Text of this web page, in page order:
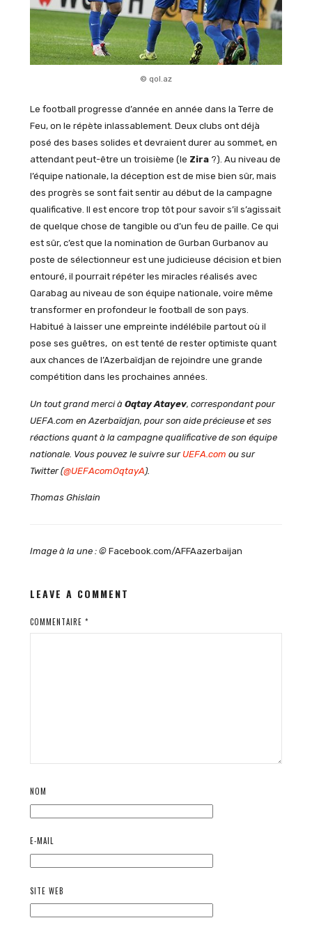
© qol.az
Le football progresse d’année en année dans la Terre de
Feu, on le répète inlassablement. Deux clubs ont déjà
posé des bases solides et devraient durer au sommet, en
attendant peut-être un troisième (le Zira?). Au niveau de
l’équipe nationale, la déception est de mise bien sûr, mais
des progrès se sont fait sentir au début de la campagne
qualificative. Il est encore trop tôt pour savoir s’il s’agissait
de quelque chose de tangible ou d’un feu de paille. Ce qui
est sûr, c’est que la nomination de Gurban Gurbanov au
poste de sélectionneur est une judicieuse décision et bien
entouré, il pourrait répéter les miracles réalisés avec
Qarabag au niveau de son équipe nationale, voire même
transformer en profondeur le football de son pays.
Habitué à laisser une empreinte indélébile partout où il
pose ses guêtres, on est tenté de rester optimiste quant
aux chances de l’Azerbaïdjan de rejoindre une grande
compétition dans les prochaines années.
Un tout grand merci à Oqtay Atayev, correspondant pour
UEFA.com en Azerbaïdjan, pour son aide précieuse et ses
réactions quant à la campagne qualificative de son équipe
nationale. Vous pouvez le suivre surUEFA.com ou sur
Twitter (@UEFAcomOqtayA).
Thomas Ghislain
Image à la une : © Facebook.com/AFFAazerbaijan
LEAVE A COMMENT
COMMENTAIRE *
NOM
E-MAIL
SITE WEB